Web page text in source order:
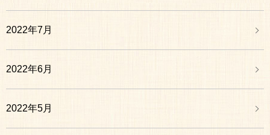
2022年7月
2022年6月
2022年5月